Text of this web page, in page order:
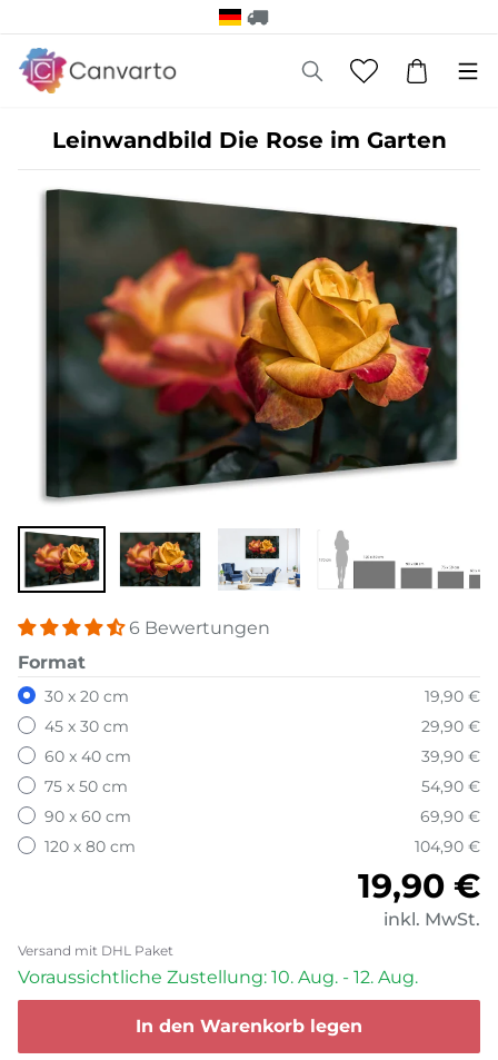
Leinwandbild Die Rose im Garten
6 Bewertungen
Format
30 x 20 cm
19,90 €
45 x 30 cm
29,90 €
60 x 40 cm
39,90 €
75 x 50 cm
54,90 €
90 x 60 cm
69,90 €
120 x 80 cm
104,90 €
19,90 €
inkl. MwSt.
Versand mit DHL Paket
Voraussichtliche Zustellung: 10. Aug. - 12. Aug.
In den Warenkorb legen